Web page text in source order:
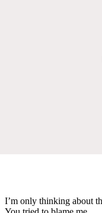
I’m only thinking about